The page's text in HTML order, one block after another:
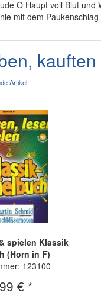
O Haupt voll Blut und
mit dem
kauften
Artikel.
spielen Klassik
(Horn in F)
123100
€ *